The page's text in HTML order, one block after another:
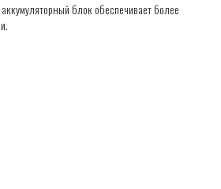
блок обеспечивает более